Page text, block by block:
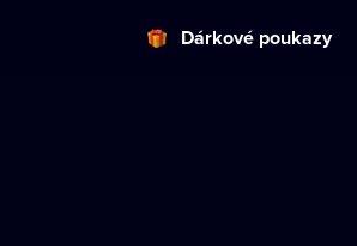
Dárkové poukazy